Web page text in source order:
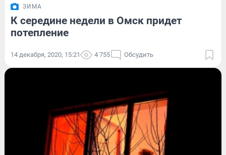
ЗИМА
К середине недели в Омск придет
потепление
14 декабря, 2020, 15:21 4 755 Обсудить